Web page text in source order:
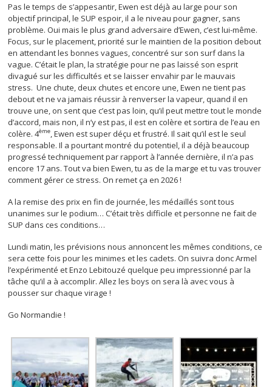
Pas le temps de s’appesantir, Ewen est déjà au large pour son
objectif principal, le SUP espoir, il a le niveau pour gagner, sans
problème. Oui mais le plus grand adversaire d’Ewen, c’est lui-même.
Focus, sur le placement, priorité sur le maintien de la position debout
en attendant les bonnes vagues, concentré sur son surf dans la
vague. C’était le plan, la stratégie pour ne pas laissé son esprit
divagué sur les difficultés et se laisser envahir par le mauvais
stress. Une chute, deux chutes et encore une, Ewen ne tient pas
debout et ne va jamais réussir à renverser la vapeur, quand il en
trouve une, on sent que c’est pas loin, qu’il peut mettre tout le monde
d’accord, mais non, il n’y est pas, il est en colère et sortira de l’eau en
colère. 4ème, Ewen est super déçu et frustré. Il sait qu’il est le seul
responsable. Il a pourtant montré du potentiel, il a déjà beaucoup
progressé techniquement par rapport à l’année dernière, il n’a pas
encore 17 ans. Tout va bien Ewen, tu as de la marge et tu vas trouver
comment gérer ce stress. On remet ça en 2026 !
A la remise des prix en fin de journée, les médaillés sont tous
unanimes sur le podium… C’était très difficile et personne ne fait de
SUP dans ces conditions…
Lundi matin, les prévisions nous annoncent les mêmes conditions, ce
sera cette fois pour les minimes et les cadets. On suivra donc Armel
l’expérimenté et Enzo Lebitouzé quelque peu impressionné par la
tâche qu’il a à accomplir. Allez les boys on sera là avec vous à
pousser sur chaque virage !
Go Normandie !